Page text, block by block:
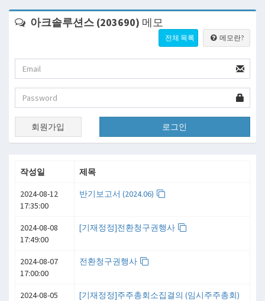
아크솔루션스 (203690) 메모
전체 목록 메모란?
회원가입 로그인
작성일 제목
2024-08-12
17:35:00
반기보고서 (2024.06)
2024-08-08
17:49:00
[기재정정]전환청구권행사
2024-08-07
17:00:00
전환청구권행사
2024-08-05
[기재정정]주주총회소집결의 (임시주주총회)